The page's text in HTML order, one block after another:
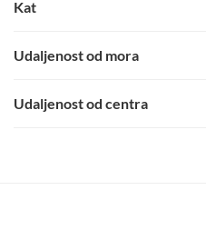
Kat
Udaljenost od mora
Udaljenost od centra